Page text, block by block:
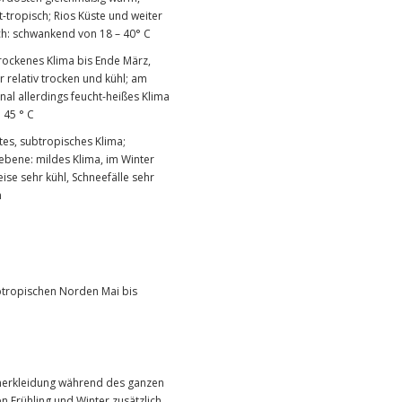
tropisch; Rios Küste und weiter
schwankend von 18 – 40° C
Klima bis Ende März,
relativ trocken und kühl; am
allerdings feucht-heißes Klima
° C
subtropisches Klima;
mildes Klima, im Winter
sehr kühl, Schneefälle sehr
Norden Mai bis
während des ganzen